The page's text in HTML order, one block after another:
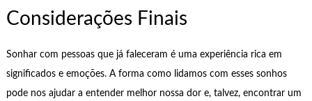
Considerações Finais
Sonhar com pessoas que já faleceram é uma experiência rica em
significados e emoções. A forma como lidamos com esses sonhos
pode nos ajudar a entender melhor nossa dor e, talvez, encontrar um